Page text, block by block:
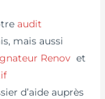
audit
mais aussi
Renov et
d’aide auprès